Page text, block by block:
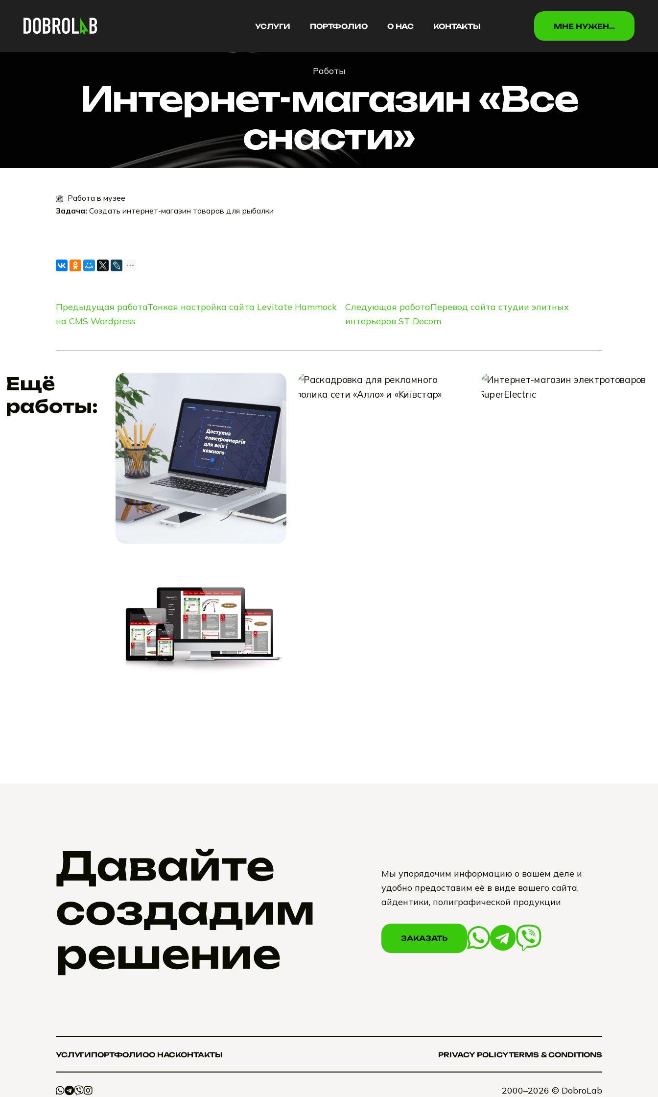
УСЛУГИ
ПОРТФОЛИО
О НАС
КОНТАКТЫ
МНЕ НУЖEН...
Работы
Интернет-магазин «Все
снасти»
Работа в музее
Задача: Создать интернет-магазин товаров для рыбалки
Предыдущая работаТонкая настройка сайта Levitate Hammock
на CMS Wordpress
Следующая работаПеревод сайта студии элитных
интерьеров ST-Decom
Ещё
работы:
Давайте
создадим
решение
Мы упорядочим информацию о вашем деле и
удобно предоставим её в виде вашего сайта,
айдентики, полиграфической продукции
ЗАКАЗАТЬ
УСЛУГИПОРТФОЛИОО НАСКОНТАКТЫ
PRIVACY POLICYTERMS & CONDITIONS
2000–2026 © DobroLab